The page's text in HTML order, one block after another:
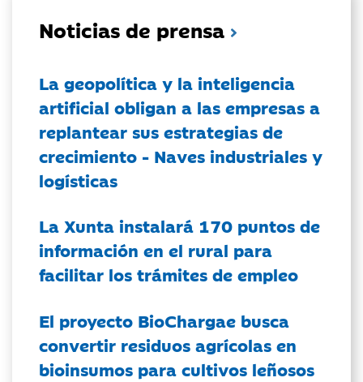
Noticias de prensa
La geopolítica y la inteligencia
artificial obligan a las empresas a
replantear sus estrategias de
crecimiento - Naves industriales y
logísticas
La Xunta instalará 170 puntos de
información en el rural para
facilitar los trámites de empleo
El proyecto BioChargae busca
convertir residuos agrícolas en
bioinsumos para cultivos leñosos